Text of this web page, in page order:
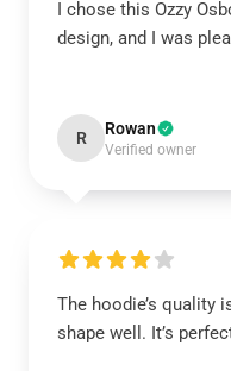
I chose this Ozzy
design, and I was
R Rowan
Verified owner
The hoodie’s quality
shape well. It’s